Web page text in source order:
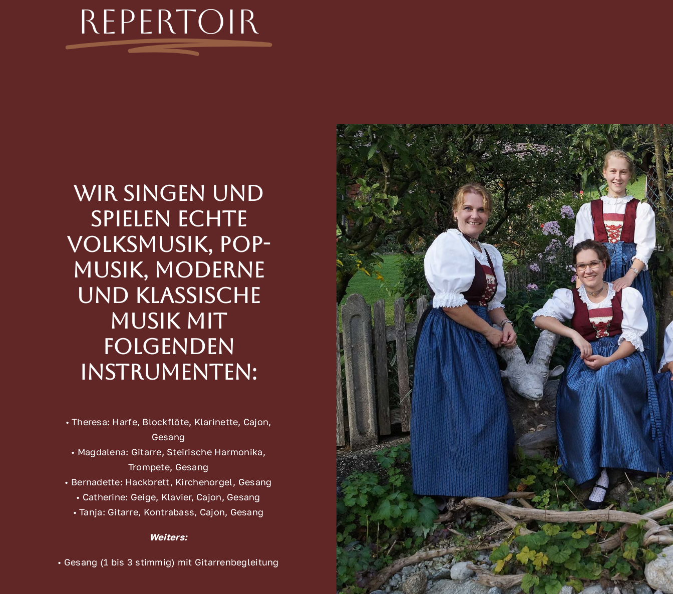
Repertoir
Wir singen und
spielen echte
Volksmusik, Pop-
Musik, moderne
und klassische
Musik mit
folgenden
Instrumenten:
• Theresa: Harfe, Blockflöte, Klarinette, Cajon,
Gesang
• Magdalena: Gitarre, Steirische Harmonika,
Trompete, Gesang
• Bernadette: Hackbrett, Kirchenorgel, Gesang
• Catherine: Geige, Klavier, Cajon, Gesang
• Tanja: Gitarre, Kontrabass, Cajon, Gesang
Weiters:
• Gesang (1 bis 3 stimmig) mit Gitarrenbegleitung